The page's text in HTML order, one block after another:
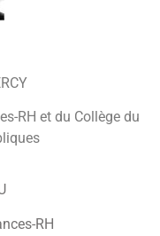
RH et du Collège du
RH